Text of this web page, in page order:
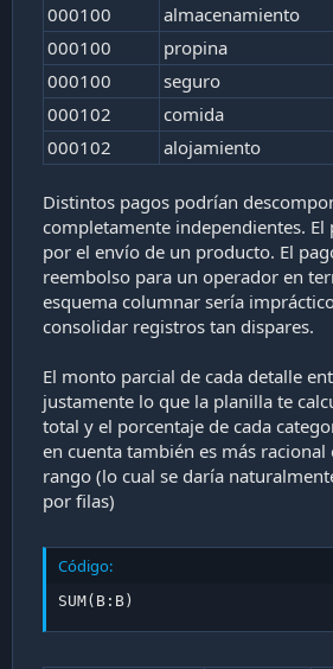
000100
almacenamiento
000100
propina
000100
seguro
000102
comida
000102
alojamiento
Distintos pagos podrían
completamente independientes. El
por el envío de un producto. El
reembolso para un operador en
esquema columnar sería
consolidar registros tan dispares.
El monto parcial de cada detalle
justamente lo que la planilla te
total y el porcentaje de cada
en cuenta también es más
rango (lo cual se daría
por filas)
Código:
SUM(B:B)